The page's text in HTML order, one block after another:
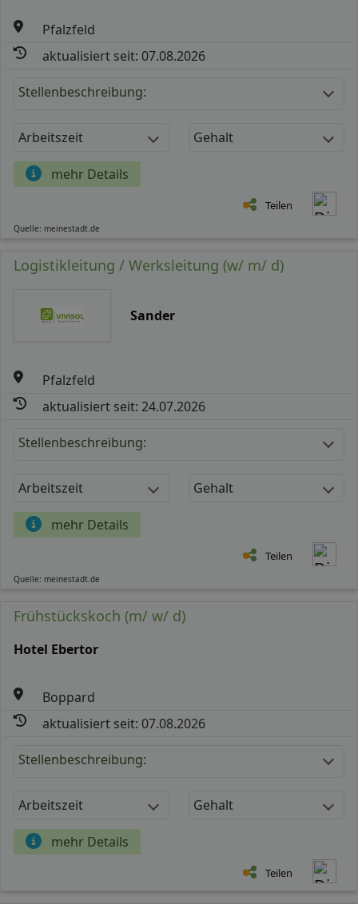
Pfalzfeld
aktualisiert seit: 07.08.2026
Stellenbeschreibung:
Arbeitszeit Gehalt
mehr Details
Teilen
Quelle: meinestadt.de
Logistikleitung / Werksleitung (w/ m/ d)
Sander
Pfalzfeld
aktualisiert seit: 24.07.2026
Stellenbeschreibung:
Arbeitszeit Gehalt
mehr Details
Teilen
Quelle: meinestadt.de
Frühstückskoch (m/ w/ d)
Hotel Ebertor
Boppard
aktualisiert seit: 07.08.2026
Stellenbeschreibung:
Arbeitszeit Gehalt
mehr Details
Teilen